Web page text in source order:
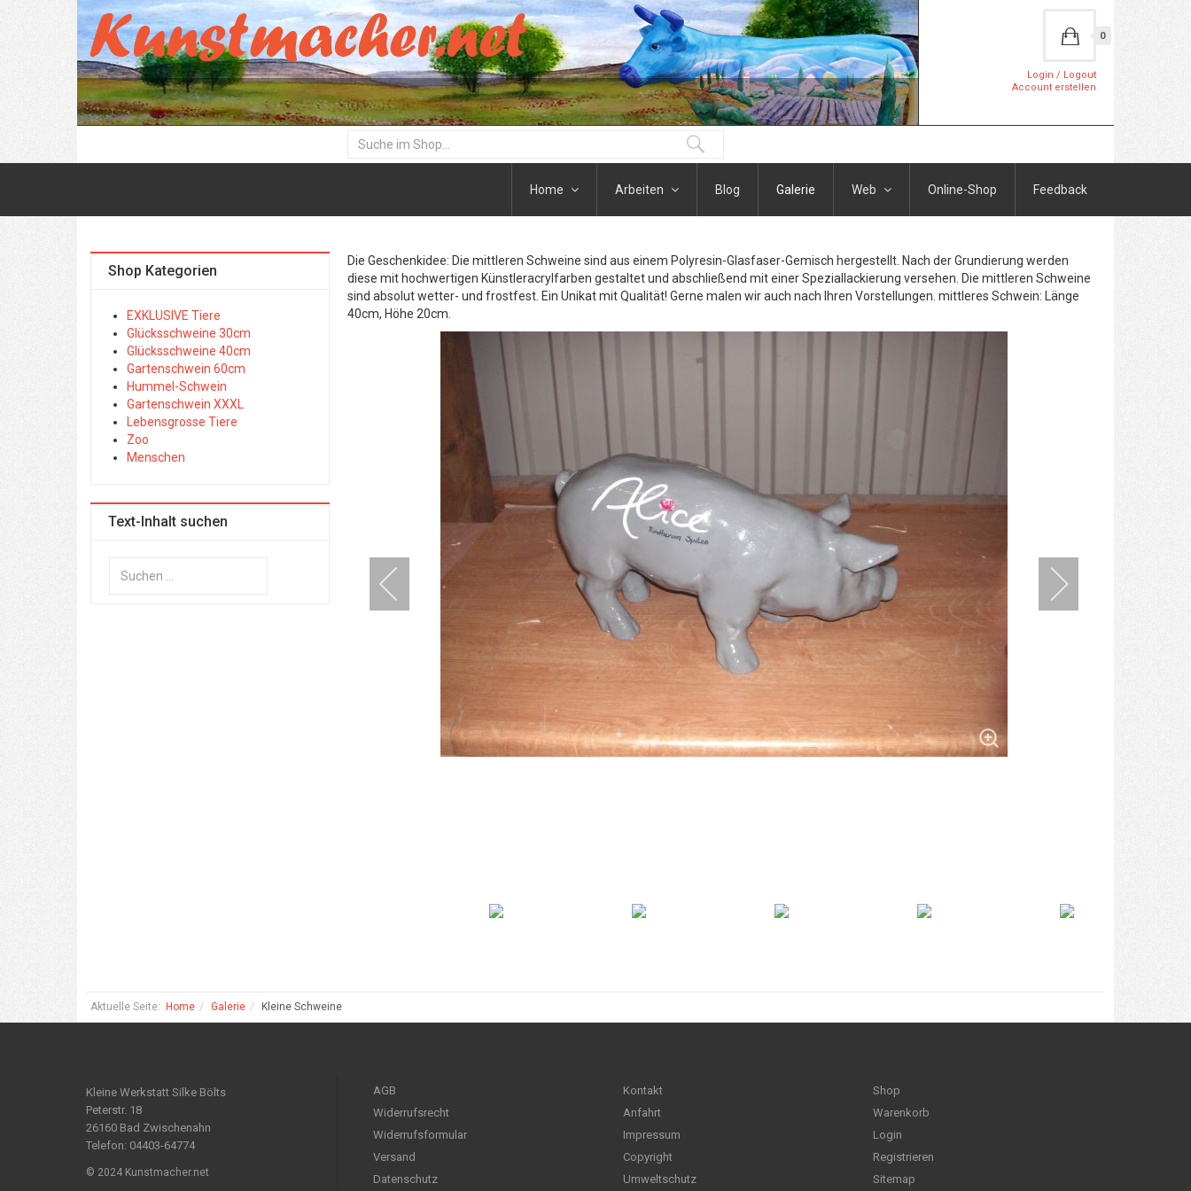
0
Login / Logout
Account erstellen
Home Arbeiten Blog Galerie Web Online-Shop Feedback
Die Geschenkidee: Die mittleren Schweine sind aus einem Polyresin-Glasfaser-Gemisch hergestellt. Nach der Grundierung werden
diese mit hochwertigen Künstleracrylfarben gestaltet und abschließend mit einer Speziallackierung versehen. Die mittleren Schweine
sind absolut wetter- und frostfest. Ein Unikat mit Qualität! Gerne malen wir auch nach Ihren Vorstellungen. mittleres Schwein: Länge
40cm, Höhe 20cm.
Shop Kategorien
EXKLUSIVE Tiere
Glücksschweine 30cm
Glücksschweine 40cm
Gartenschwein 60cm
Hummel-Schwein
Gartenschwein XXXL
Lebensgrosse Tiere
Zoo
Menschen
Text-Inhalt suchen
Aktuelle Seite: Home Galerie Kleine Schweine
Kleine Werkstatt Silke Bölts
Peterstr. 18
26160 Bad Zwischenahn
Telefon: 04403-64774
© 2024 Kunstmacher.net
AGB
Widerrufsrecht
Widerrufsformular
Versand
Datenschutz
Kontakt
Anfahrt
Impressum
Copyright
Umweltschutz
Shop
Warenkorb
Login
Registrieren
Sitemap